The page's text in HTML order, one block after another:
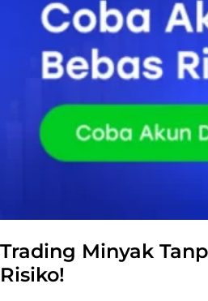
Trading Minyak
Risiko!